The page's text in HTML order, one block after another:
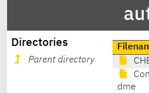
Directories
Parent directory
dme